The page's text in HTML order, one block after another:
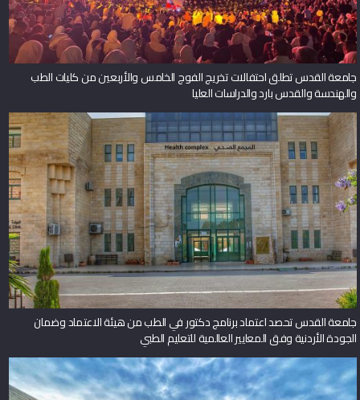
جامعة القدس تطلق احتفالات تخريج الفوج الخامس والأربعين من كليات الطب
والهندسة والقدس بارد والدراسات العليا
جامعة القدس تحصد اعتماد برنامج دكتور في الطب من هيئة الاعتماد وضمان
الجودة الأردنية وفق المعايير العالمية للتعليم الطبي